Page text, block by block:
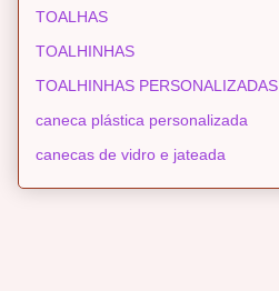
TOALHAS
TOALHINHAS
TOALHINHAS PERSONALIZADAS
caneca plástica personalizada
canecas de vidro e jateada